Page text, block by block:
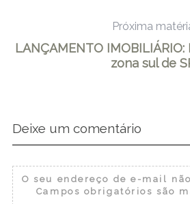
Próxima
LANÇAMENTO
zona sul de
Deixe um comentário
O seu endereço de e-mail
Campos obrigatórios são